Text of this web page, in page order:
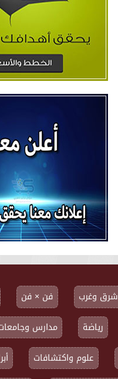
شرق وغرب فن × فن
رياضة مدارس
علوم واكتشافات